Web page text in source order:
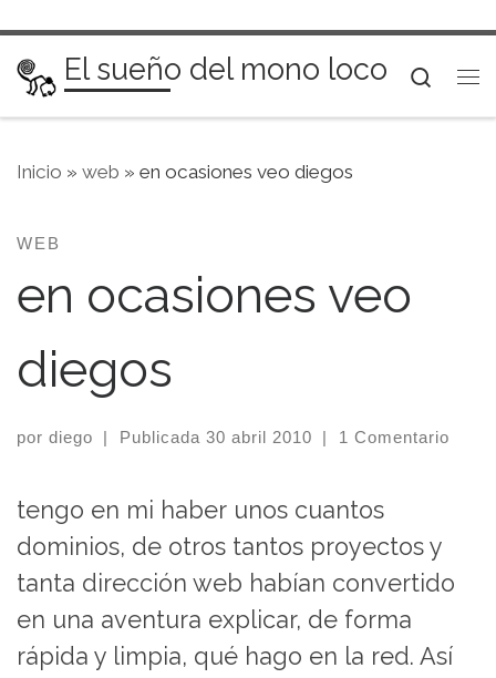
Saltar al contenido
El sueño del mono loco
Inicio » web » en ocasiones veo diegos
WEB
en ocasiones veo
diegos
por diego | Publicada 30 abril 2010 | 1 Comentario
tengo en mi haber unos cuantos
dominios, de otros tantos proyectos y
tanta dirección web habían convertido
en una aventura explicar, de forma
rápida y limpia, qué hago en la red. Así